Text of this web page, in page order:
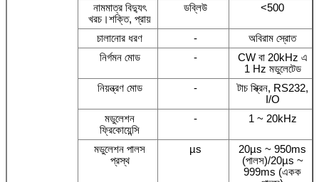
নামমাত্র বিদ্যুৎ
খরচ।শক্তি, প্রায়
ডব্লিউ <500
চালানোর ধরণ -
অবিরাম স্রোত
নির্গমন মোড
-
CW বা 20kHz এ
1 Hz মডুলেটেড
নিয়ন্ত্রণ মোড
-
টাচ স্ক্রিন, RS232,
I/O
মডুলেশন
ফ্রিকোয়েন্সি
- 1 ~ 20kHz
মডুলেশন পালস
প্রস্থ
µs
20µs ~ 950ms
(পালস)/20µs ~
999ms (একক